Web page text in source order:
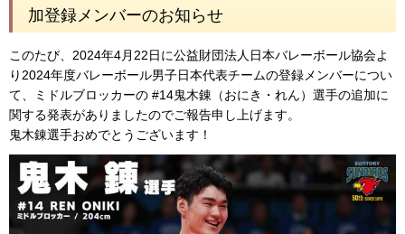
加登録メンバーのお知らせ
このたび、2024年4月22日に公益財団法人日本バレーボール協会よ
り2024年度バレーボール男子日本代表チームの登録メンバーについ
て、ミドルブロッカーの #14鬼木錬（おにき・れん）選手の追加に
関する発表がありましたのでご報告申し上げます。
鬼木錬選手おめでとうございます！